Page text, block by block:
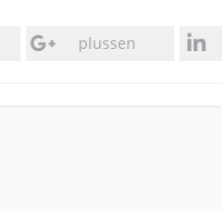
plussen